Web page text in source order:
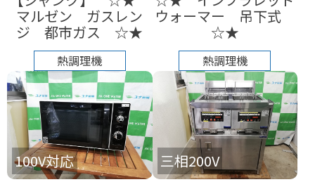
マルゼン ガスレン
ジ 都市ガス ☆★
熱調理機
ウォーマー 吊下式
☆★
熱調理機
100V対応 三相200V